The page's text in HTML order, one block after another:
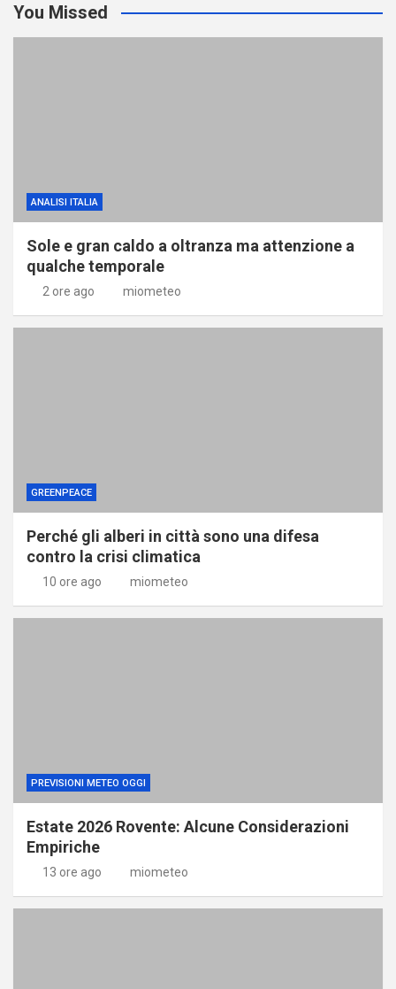
You Missed
ANALISI ITALIA
Sole e gran caldo a oltranza ma attenzione a
qualche temporale
2 ore ago miometeo
GREENPEACE
Perché gli alberi in città sono una difesa
contro la crisi climatica
10 ore ago miometeo
PREVISIONI METEO OGGI
Estate 2026 Rovente: Alcune Considerazioni
Empiriche
13 ore ago miometeo